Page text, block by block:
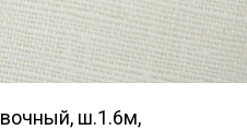
ш.1.6м,